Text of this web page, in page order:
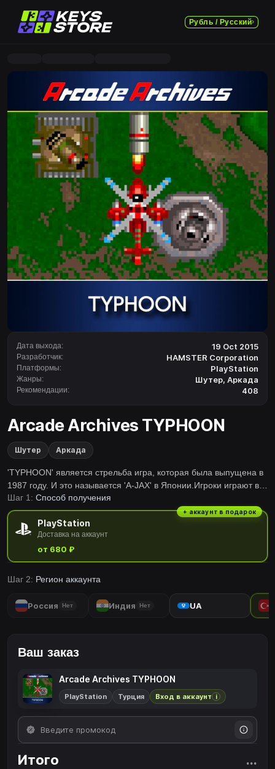
Рубль / Русский
Дата выхода: 19 Oct 2015
Разработчик: HAMSTER Corporation
Платформы: PlayStation
Жанры: Шутер, Аркада
Рекомендации: 408
Arcade Archives TYPHOON
Шутер Аркада
'TYPHOON' является стрельба игра, которая была выпущена в
1987 году. И это называется 'А-JAX' в Японии.Игроки играют в
специальные боевые войска 'TYPHOON', и уничтожить ядерную
сверхдержаву и инопланетян корпуса.Эта работа была
популярна в модных интерпретации и звука, будет Первая
пересадка в потребительских игровой консоли.Серия 'Arcade
Archives' добросовестно воспроизводятся шедевры
классических аркадных игр по системе PS4™, используя
преимущества дополнительных функций системы PS4™
видео с функцией SHARE, а также может конкурировать с
другими игроками онлайн, чтобы улучшить ваше положение на
Шаг 1: Способ получения
PlayStation
Доставка на аккаунт
от 680 ₽
+ аккаунт в подарок
Шаг 2: Регион аккаунта
Россия Нет Индия Нет UA
Ваш заказ
Arcade Archives TYPHOON
PlayStation Турция Вход в аккаунт i
Итого ...